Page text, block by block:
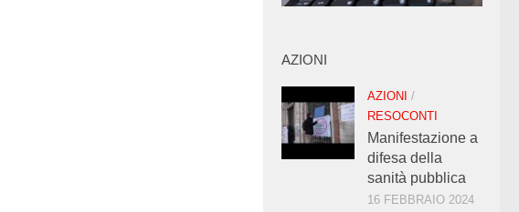
AZIONI
AZIONI /
RESOCONTI
Manifestazione a
difesa della
sanità pubblica
16 FEBBRAIO 2024